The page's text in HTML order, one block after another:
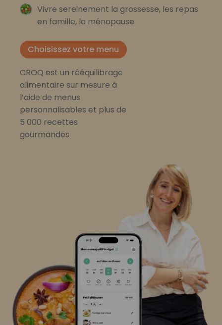
Vivre sereinement la grossesse, les repas
en famille, la ménopause
Choisissez votre menu
CROQ est un rééquilibrage
alimentaire sur mesure à
l’aide de menus
personnalisables et plus de
5 000 recettes
gourmandes